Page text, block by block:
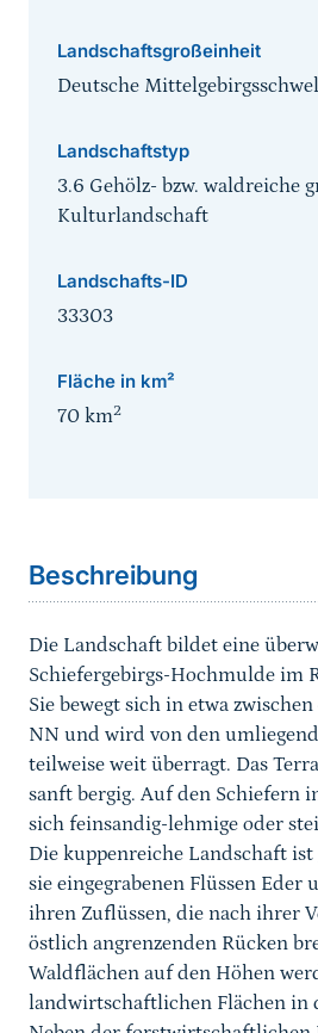
Landschaftsgroßeinheit
Deutsche
Landschaftstyp
3.6 Gehölz- bzw. waldreiche
Kulturlandschaft
Landschafts-ID
33303
Fläche in km²
70 km2
Beschreibung
Die Landschaft bildet eine
Schiefergebirgs-Hochmulde im
Sie bewegt sich in etwa
NN und wird von den
teilweise weit überragt. Das
sanft bergig. Auf den Schiefern
sich feinsandig-lehmige oder
Die kuppenreiche Landschaft
sie eingegrabenen Flüssen Eder
ihren Zuflüssen, die nach ihrer
östlich angrenzenden Rücken
Waldflächen auf den Höhen
landwirtschaftlichen Flächen in